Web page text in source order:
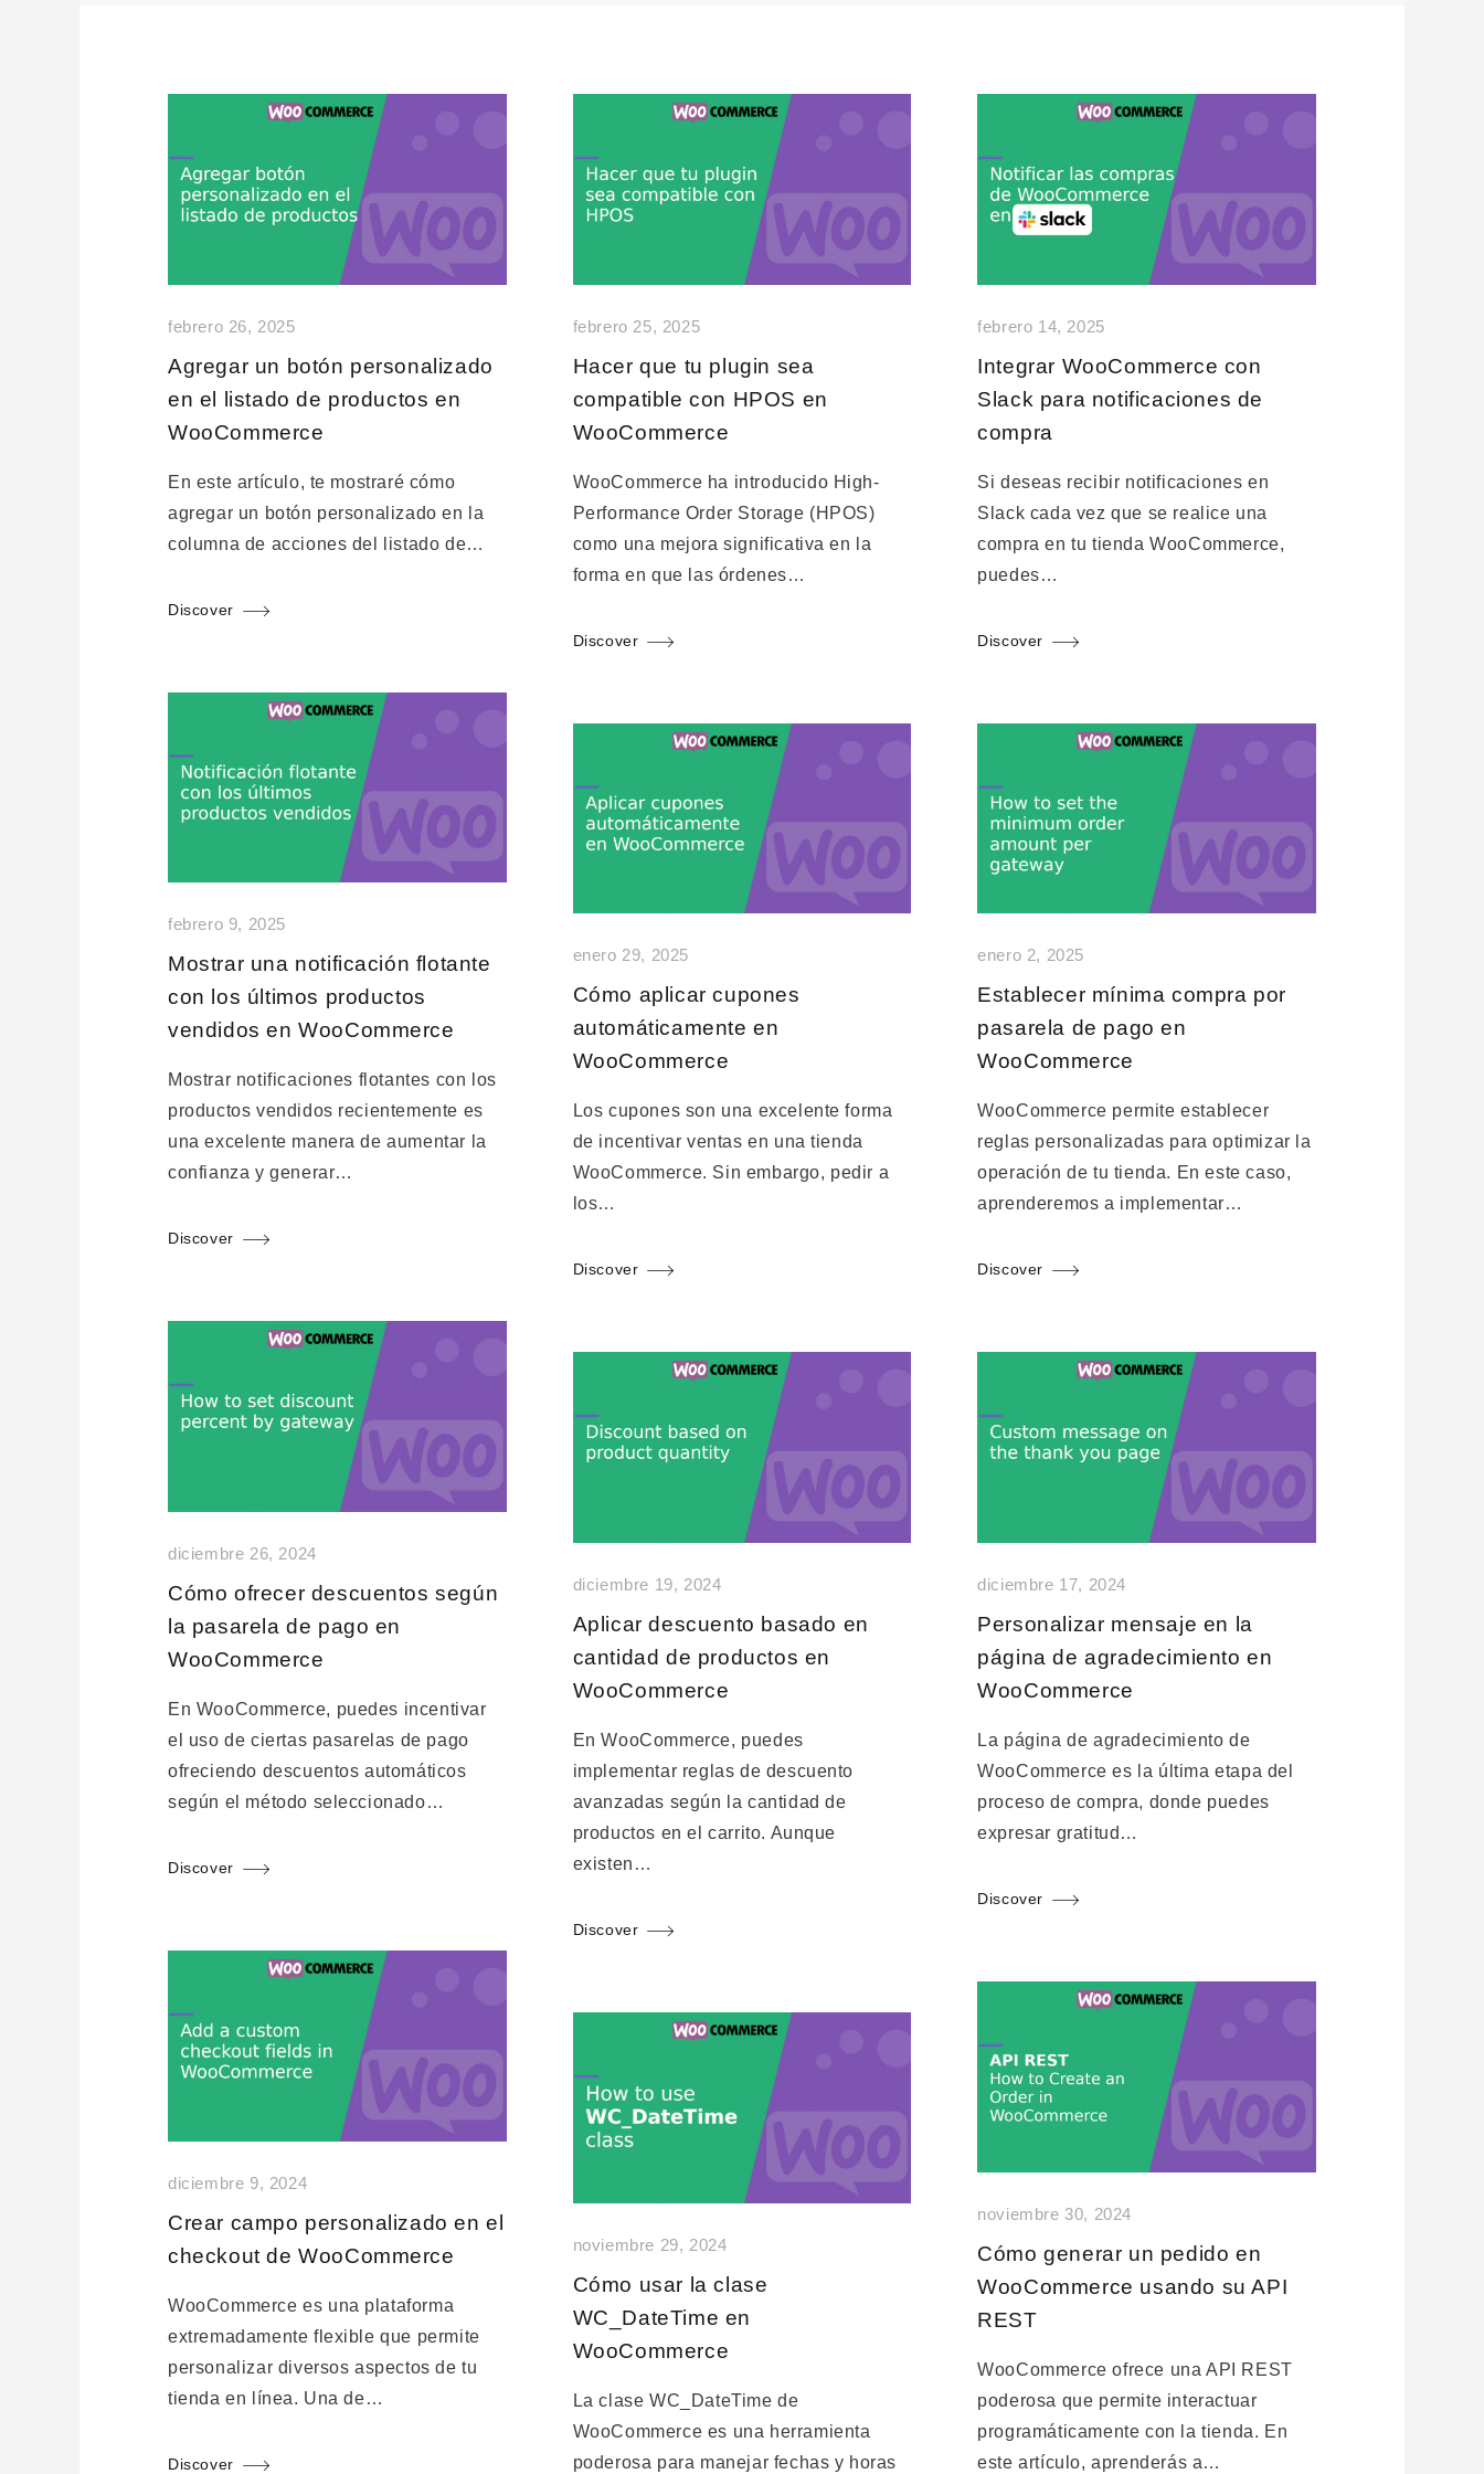
febrero 26, 2025
Agregar un botón personalizado
en el listado de productos en
WooCommerce
En este artículo, te mostraré cómo
agregar un botón personalizado en la
columna de acciones del listado de…
Discover
febrero 25, 2025
Hacer que tu plugin sea
compatible con HPOS en
WooCommerce
WooCommerce ha introducido High-
Performance Order Storage (HPOS)
como una mejora significativa en la
forma en que las órdenes…
Discover
febrero 14, 2025
Integrar WooCommerce con
Slack para notificaciones de
compra
Si deseas recibir notificaciones en
Slack cada vez que se realice una
compra en tu tienda WooCommerce,
puedes…
Discover
febrero 9, 2025
Mostrar una notificación flotante
con los últimos productos
vendidos en WooCommerce
Mostrar notificaciones flotantes con los
productos vendidos recientemente es
una excelente manera de aumentar la
confianza y generar…
Discover
enero 29, 2025
Cómo aplicar cupones
automáticamente en
WooCommerce
Los cupones son una excelente forma
de incentivar ventas en una tienda
WooCommerce. Sin embargo, pedir a
los…
Discover
enero 2, 2025
Establecer mínima compra por
pasarela de pago en
WooCommerce
WooCommerce permite establecer
reglas personalizadas para optimizar la
operación de tu tienda. En este caso,
aprenderemos a implementar…
Discover
diciembre 26, 2024
Cómo ofrecer descuentos según
la pasarela de pago en
WooCommerce
En WooCommerce, puedes incentivar
el uso de ciertas pasarelas de pago
ofreciendo descuentos automáticos
según el método seleccionado…
Discover
diciembre 19, 2024
Aplicar descuento basado en
cantidad de productos en
WooCommerce
En WooCommerce, puedes
implementar reglas de descuento
avanzadas según la cantidad de
productos en el carrito. Aunque
existen…
Discover
diciembre 17, 2024
Personalizar mensaje en la
página de agradecimiento en
WooCommerce
La página de agradecimiento de
WooCommerce es la última etapa del
proceso de compra, donde puedes
expresar gratitud…
Discover
diciembre 9, 2024
Crear campo personalizado en el
checkout de WooCommerce
WooCommerce es una plataforma
extremadamente flexible que permite
personalizar diversos aspectos de tu
tienda en línea. Una de…
Discover
noviembre 30, 2024
Cómo generar un pedido en
WooCommerce usando su API
REST
WooCommerce ofrece una API REST
poderosa que permite interactuar
programáticamente con la tienda. En
este artículo, aprenderás a…
noviembre 29, 2024
Cómo usar la clase
WC_DateTime en
WooCommerce
La clase WC_DateTime de
WooCommerce es una herramienta
poderosa para manejar fechas y horas